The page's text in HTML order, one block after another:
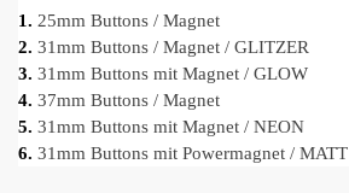
1. 25mm Buttons / Magnet
2. 31mm Buttons / Magnet / GLITZER
3. 31mm Buttons mit Magnet / GLOW
4. 37mm Buttons / Magnet
5. 31mm Buttons mit Magnet / NEON
6. 31mm Buttons mit Powermagnet / MATT